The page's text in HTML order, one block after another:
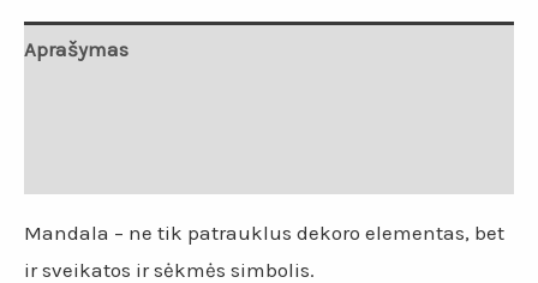
Aprašymas
Mandala – ne tik patrauklus dekoro elementas, bet
ir sveikatos ir sėkmės simbolis.